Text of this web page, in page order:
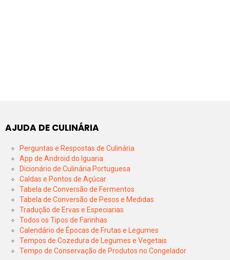
AJUDA DE CULINÁRIA
Perguntas e Respostas de Culinária
App de Android do Iguaria
Dicionário de Culinária Portuguesa
Caldas e Pontos de Açúcar
Tabela de Conversão de Fermentos
Tabela de Conversão de Pesos e Medidas
Tradução de Ervas e Especiarias
Todos os Tipos de Farinhas
Calendário de Épocas de Frutas e Legumes
Tempos de Cozedura de Legumes e Vegetais
Tempo de Conservação de Produtos no Congelador